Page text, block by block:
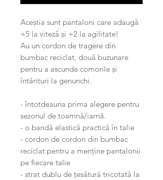
Aceștia sunt pantaloni care adaugă
+5 la viteză și +2 la agilitate!
Au un cordon de tragere din
bumbac reciclat, două buzunare
pentru a ascunde comorile și
întărituri la genunchi.
- întotdeauna prima alegere pentru
sezonul de toamnă/iarnă.
- o bandă elastică practică în talie
- cordon de cordon din bumbac
reciclat pentru a menține pantalonii
pe fiecare talie
- strat dublu de țesătură tricotată la